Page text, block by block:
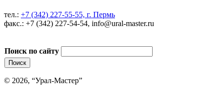
тел.: +7 (342) 227-55-55, г. Пермь
факс.: +7 (342) 227-54-54, info@ural-master.ru
Поиск по сайту
© 2026, “Урал-Мастер”